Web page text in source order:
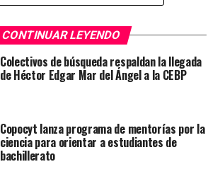
CONTINUAR LEYENDO
Colectivos de búsqueda respaldan la llegada
de Héctor Edgar Mar del Ángel a la CEBP
Copocyt lanza programa de mentorías por la
ciencia para orientar a estudiantes de
bachillerato